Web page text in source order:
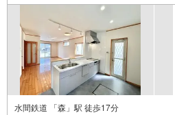
水間鉄道 「森」駅 徒歩17分